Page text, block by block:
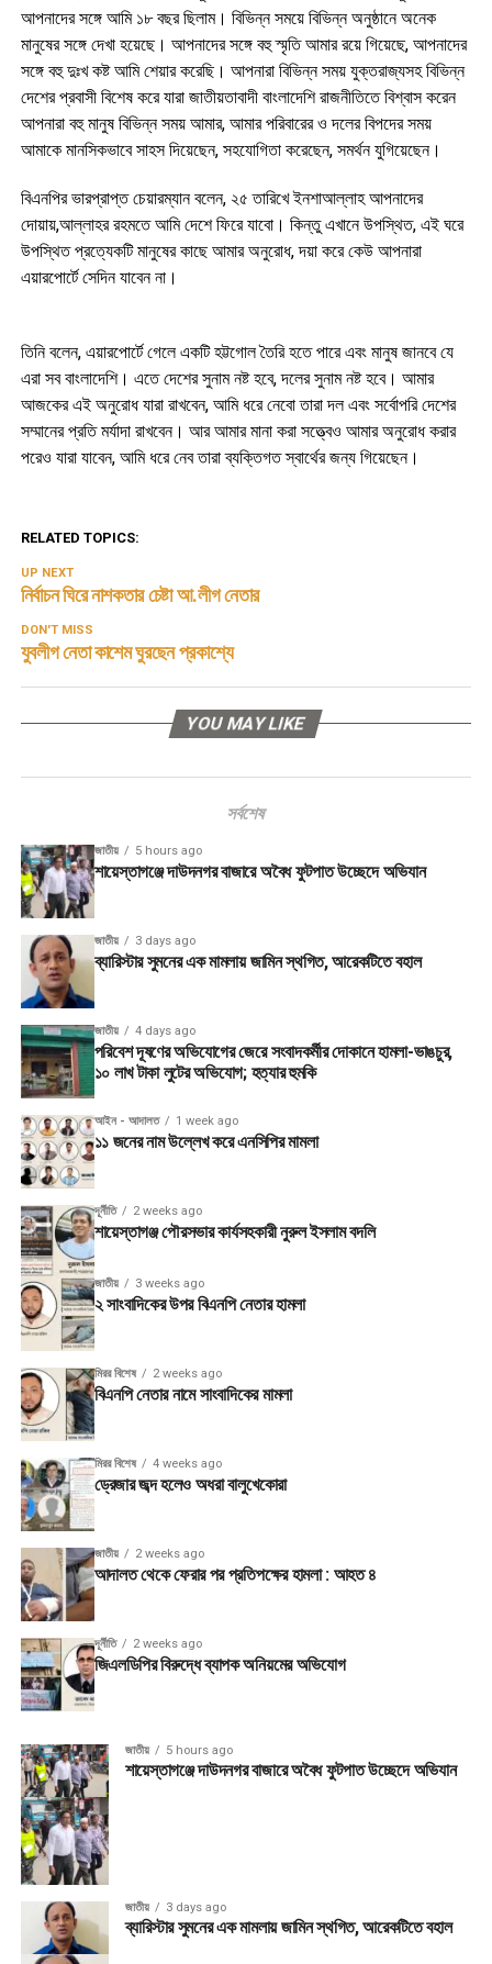
আপনাদের সঙ্গে আমি ১৮ বছর ছিলাম। বিভিন্ন সময়ে বিভিন্ন অনুষ্ঠানে অনেক
মানুষের সঙ্গে দেখা হয়েছে। আপনাদের সঙ্গে বহু স্মৃতি আমার রয়ে গিয়েছে, আপনাদের
সঙ্গে বহু দুঃখ কষ্ট আমি শেয়ার করেছি। আপনারা বিভিন্ন সময় যুক্তরাজ্যসহ বিভিন্ন
দেশের প্রবাসী বিশেষ করে যারা জাতীয়তাবাদী বাংলাদেশি রাজনীতিতে বিশ্বাস করেন
আপনারা বহু মানুষ বিভিন্ন সময় আমার, আমার পরিবারের ও দলের বিপদের সময়
আমাকে মানসিকভাবে সাহস দিয়েছেন, সহযোগিতা করেছেন, সমর্থন যুগিয়েছেন।
বিএনপির ভারপ্রাপ্ত চেয়ারম্যান বলেন, ২৫ তারিখে ইনশাআল্লাহ আপনাদের
দোয়ায়,আল্লাহর রহমতে আমি দেশে ফিরে যাবো। কিন্তু এখানে উপস্থিত, এই ঘরে
উপস্থিত প্রত্যেকটি মানুষের কাছে আমার অনুরোধ, দয়া করে কেউ আপনারা
এয়ারপোর্টে সেদিন যাবেন না।
তিনি বলেন, এয়ারপোর্টে গেলে একটি হট্টগোল তৈরি হতে পারে এবং মানুষ জানবে যে
এরা সব বাংলাদেশি। এতে দেশের সুনাম নষ্ট হবে, দলের সুনাম নষ্ট হবে। আমার
আজকের এই অনুরোধ যারা রাখবেন, আমি ধরে নেবো তারা দল এবং সর্বোপরি দেশের
সম্মানের প্রতি মর্যাদা রাখবেন। আর আমার মানা করা সত্ত্বেও আমার অনুরোধ করার
পরেও যারা যাবেন, আমি ধরে নেব তারা ব্যক্তিগত স্বার্থের জন্য গিয়েছেন।
RELATED TOPICS:
UP NEXT
নির্বাচন ঘিরে নাশকতার চেষ্টা আ.লীগ নেতার
DON'T MISS
যুবলীগ নেতা কাশেম ঘুরছেন প্রকাশ্যে
YOU MAY LIKE
সর্বশেষ
জাতীয় 5 hours ago
শায়েস্তাগঞ্জে দাউদনগর বাজারে অবৈধ ফুটপাত উচ্ছেদে অভিযান
জাতীয় 3 days ago
ব্যারিস্টার সুমনের এক মামলায় জামিন স্থগিত, আরেকটিতে বহাল
জাতীয় 4 days ago
পরিবেশ দূষণের অভিযোগের জেরে সংবাদকর্মীর দোকানে হামলা-ভাঙচুর,
১০ লাখ টাকা লুটের অভিযোগ; হত্যার হুমকি
আইন - আদালত 1 week ago
১১ জনের নাম উল্লেখ করে এনসিপির মামলা
দূর্নীতি 2 weeks ago
শায়েস্তাগঞ্জ পৌরসভার কার্যসহকারী নুরুল ইসলাম বদলি
জাতীয় 3 weeks ago
২ সাংবাদিকের উপর বিএনপি নেতার হামলা
মিরর বিশেষ 2 weeks ago
বিএনপি নেতার নামে সাংবাদিকের মামলা
মিরর বিশেষ 4 weeks ago
ড্রেজার জব্দ হলেও অধরা বালুখেকোরা
জাতীয় 2 weeks ago
আদালত থেকে ফেরার পর প্রতিপক্ষের হামলা : আহত ৪
দূর্নীতি 2 weeks ago
জিএলডিপির বিরুদ্ধে ব্যাপক অনিয়মের অভিযোগ
জাতীয় 5 hours ago
শায়েস্তাগঞ্জে দাউদনগর বাজারে অবৈধ ফুটপাত উচ্ছেদে অভিযান
জাতীয় 3 days ago
ব্যারিস্টার সুমনের এক মামলায় জামিন স্থগিত, আরেকটিতে বহাল